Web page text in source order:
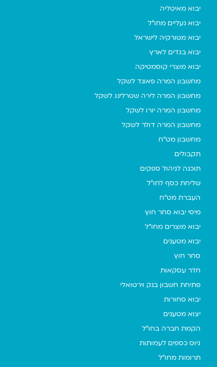
יבוא מאיטליה
יבוא נעליים מחו"ל
יבוא מטורקיה לישראל
יבוא בגדים לארץ
יבוא מוצרי קוסמטיקה
מחשבון המרה פאונד לשקל
מחשבון המרה לירה שטרלינג לשקל
מחשבון המרה יורו לשקל
מחשבון המרה דולר לשקל
מחשבון מט"ח
תקבולים
תוכנה לניהול ספקים
שליחת כסף לחו"ל
העברת מט"ח
מיסי יבוא סחר חוץ
יבוא מוצרים מחו"ל
יבוא מטענים
סחר חוץ
חדר עסקאות
פתיחת חשבון בנק וירטואלי
יבוא סחורות
יצוא מטענים
הקמת חברה בחו"ל
גיוס כספים לעמותות
תרומות מחו"ל